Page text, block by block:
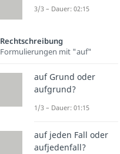
3/3 – Dauer: 02:15
Rechtschreibung
Formulierungen mit "auf"
auf Grund oder
aufgrund?
1/3 – Dauer: 01:15
auf jeden Fall oder
aufjedenfall?